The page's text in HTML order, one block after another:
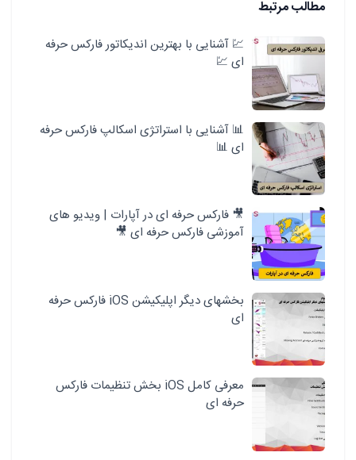
مطالب مرتبط
💹 آشنایی با بهترین اندیکاتور فارکس حرفه
ای 💹
📊 آشنایی با استراتژی اسکالپ فارکس حرفه
ای 📊
🎥 فارکس حرفه ای در آپارات | ویدیو های
آموزشی فارکس حرفه ای 🎥
بخشهای دیگر اپلیکیشن iOS فارکس حرفه
ای
معرفی کامل iOS بخش تنظیمات فارکس
حرفه ای